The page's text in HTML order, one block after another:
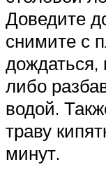
Доведите
снимите с
дождаться,
либо
водой.
траву
минут.